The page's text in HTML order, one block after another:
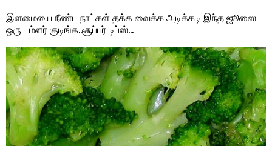
இளமையை நீண்ட நாட்கள் தக்க வைக்க அடிக்கடி இந்த ஜூஸை
ஒரு டம்ளர் குடிங்க..சூப்பர் டிப்ஸ்…